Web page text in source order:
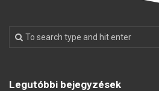
Legutóbbi bejegyzések